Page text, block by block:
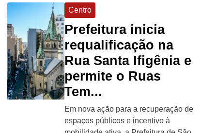
Centro
Prefeitura inicia
requalificação na
Rua Santa Ifigênia e
permite o Ruas
Tem...
Em nova ação para a recuperação de
espaços públicos e incentivo à